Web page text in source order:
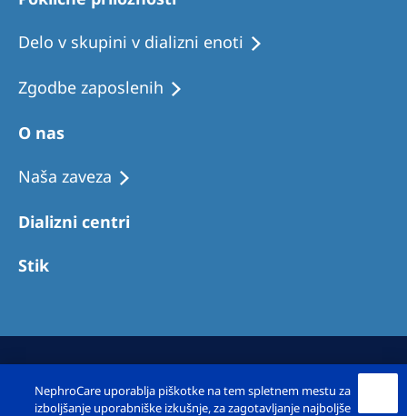
Delo v skupini v dializni enoti
Zgodbe zaposlenih
O nas
Naša zaveza
Dializni centri
Stik
NephroCare uporablja piškotke na tem spletnem mestu za
izboljšanje uporabniške izkušnje, za zagotavljanje najboljše